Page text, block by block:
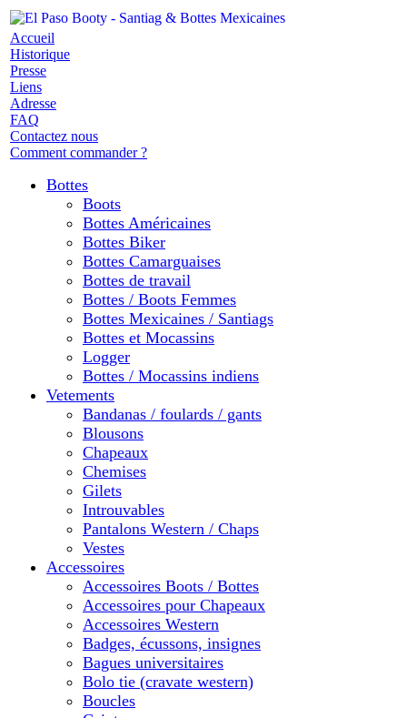
Accueil
Historique
Presse
Liens
Adresse
FAQ
Contactez nous
Comment commander ?
Bottes
Boots
Bottes Américaines
Bottes Biker
Bottes Camarguaises
Bottes de travail
Bottes / Boots Femmes
Bottes Mexicaines / Santiags
Bottes et Mocassins
Logger
Bottes / Mocassins indiens
Vetements
Bandanas / foulards / gants
Blousons
Chapeaux
Chemises
Gilets
Introuvables
Pantalons Western / Chaps
Vestes
Accessoires
Accessoires Boots / Bottes
Accessoires pour Chapeaux
Accessoires Western
Badges, écussons, insignes
Bagues universitaires
Bolo tie (cravate western)
Boucles